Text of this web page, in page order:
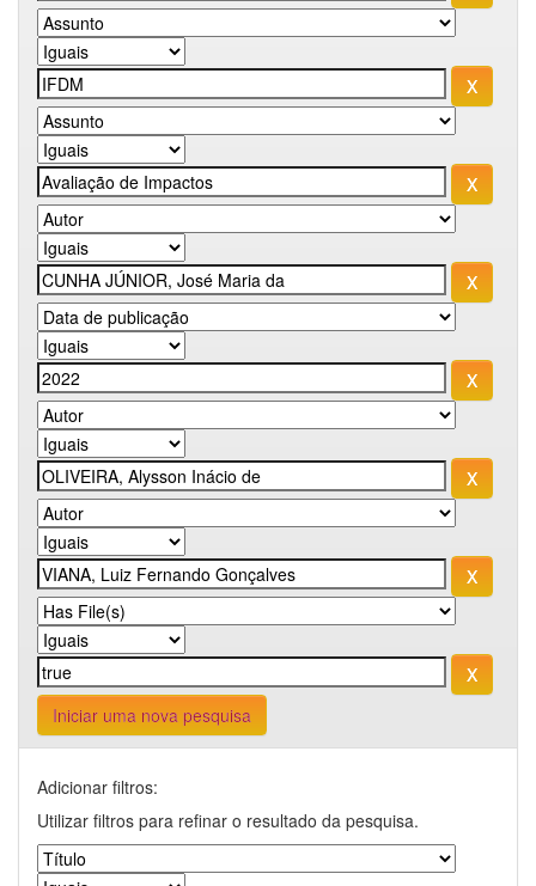
Iniciar uma nova pesquisa
Adicionar filtros:
Utilizar filtros para refinar o resultado da pesquisa.